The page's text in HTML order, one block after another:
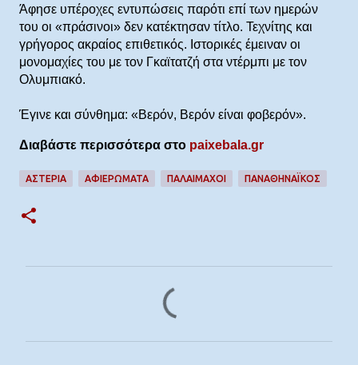
Άφησε υπέροχες εντυπώσεις παρότι επί των ημερών
του οι «πράσινοι» δεν κατέκτησαν τίτλο. Τεχνίτης και
γρήγορος ακραίος επιθετικός. Ιστορικές έμειναν οι
μονομαχίες του με τον Γκαϊτατζή στα ντέρμπι με τον
Ολυμπιακό.
Έγινε και σύνθημα: «Βερόν, Βερόν είναι φοβερόν».
Διαβάστε περισσότερα στο paixebala.gr
ΑΣΤΕΡΙΑ ΑΦΙΕΡΏΜΑΤΑ ΠΑΛΑΙΜΑΧΟΙ ΠΑΝΑΘΗΝΑΪΚΟΣ